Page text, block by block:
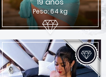
Peso: 64 kg